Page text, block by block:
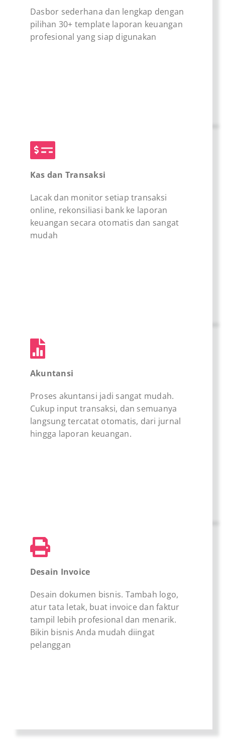
Dasbor sederhana dan lengkap dengan
pilihan 30+ template laporan keuangan
profesional yang siap digunakan
Kas dan Transaksi
Lacak dan monitor setiap transaksi
online, rekonsiliasi bank ke laporan
keuangan secara otomatis dan sangat
mudah
Akuntansi
Proses akuntansi jadi sangat mudah.
Cukup input transaksi, dan semuanya
langsung tercatat otomatis, dari jurnal
hingga laporan keuangan.
Desain Invoice
Desain dokumen bisnis. Tambah logo,
atur tata letak, buat invoice dan faktur
tampil lebih profesional dan menarik.
Bikin bisnis Anda mudah diingat
pelanggan